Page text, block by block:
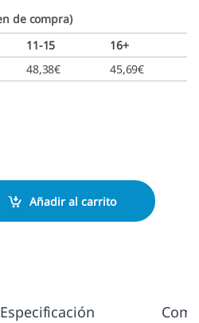
de compra)
11-15
16+
48,38€ 45,69€
Añadir al carrito
Especificación